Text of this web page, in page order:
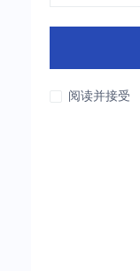
阅读并接受